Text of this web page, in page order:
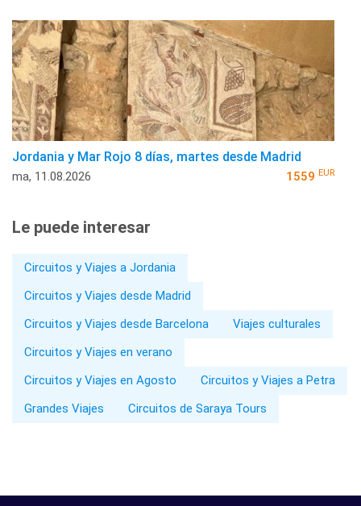
Jordania y Mar Rojo 8 días, martes desde Madrid
ma, 11.08.2026 1559 EUR
Le puede interesar
Circuitos y Viajes a Jordania
Circuitos y Viajes desde Madrid
Circuitos y Viajes desde Barcelona
Viajes culturales
Circuitos y Viajes en verano
Circuitos y Viajes en Agosto
Circuitos y Viajes a Petra
Grandes Viajes
Circuitos de Saraya Tours